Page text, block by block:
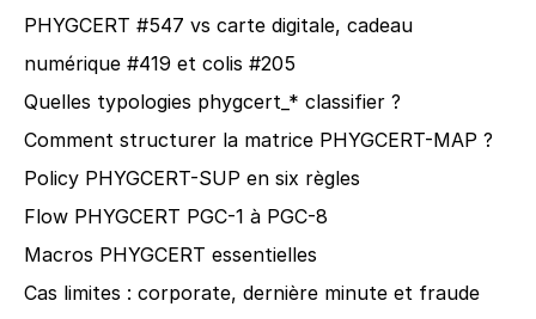
PHYGCERT #547 vs carte digitale, cadeau
numérique #419 et colis #205
Quelles typologies phygcert_* classifier ?
Comment structurer la matrice PHYGCERT-MAP ?
Policy PHYGCERT-SUP en six règles
Flow PHYGCERT PGC-1 à PGC-8
Macros PHYGCERT essentielles
Cas limites : corporate, dernière minute et fraude